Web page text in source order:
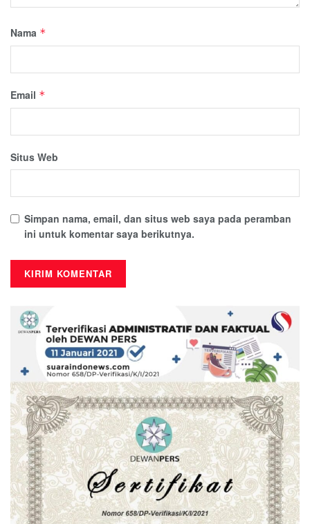
Nama *
Email *
Situs Web
Simpan nama, email, dan situs web saya pada peramban
ini untuk komentar saya berikutnya.